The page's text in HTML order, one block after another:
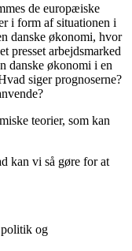
de europæiske
i form af situationen i
danske økonomi, hvor
presset arbejdsmarked
danske økonomi i en
siger prognoserne?
teorier, som kan
kan vi så gøre for at
og